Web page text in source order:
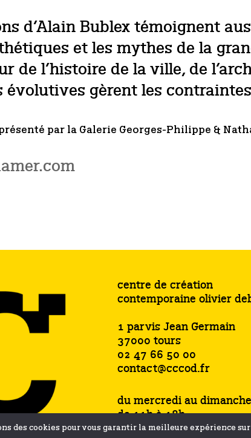
d’Alain Bublex témoignent
et les mythes de la
de l’histoire de la ville, de
gèrent les
par la Galerie Georges-Philippe &
centre de création
contemporaine olivier
1 parvis Jean Germain
37000 tours
02 47 66 50 00
contact@cccod.fr
du mercredi au dimanche
de 11h à 18h
samedi jusqu’à 19h
des cookies pour vous garantir la meilleure expérience